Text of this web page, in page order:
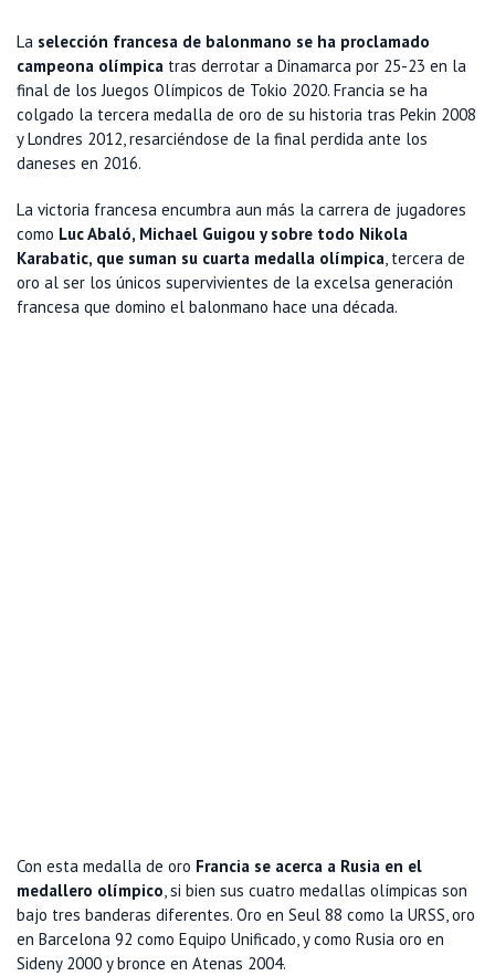
La selección francesa de balonmano se ha proclamado
campeona olímpica tras derrotar a Dinamarca por 25-23 en la
final de los Juegos Olímpicos de Tokio 2020. Francia se ha
colgado la tercera medalla de oro de su historia tras Pekin 2008
y Londres 2012, resarciéndose de la final perdida ante los
daneses en 2016.
La victoria francesa encumbra aun más la carrera de jugadores
como Luc Abaló, Michael Guigou y sobre todo Nikola
Karabatic, que suman su cuarta medalla olímpica, tercera de
oro al ser los únicos supervivientes de la excelsa generación
francesa que domino el balonmano hace una década.
Con esta medalla de oro Francia se acerca a Rusia en el
medallero olímpico, si bien sus cuatro medallas olímpicas son
bajo tres banderas diferentes. Oro en Seul 88 como la URSS, oro
en Barcelona 92 como Equipo Unificado, y como Rusia oro en
Sideny 2000 y bronce en Atenas 2004.